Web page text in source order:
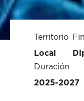
Territorio
Local
Duración
2025-2027